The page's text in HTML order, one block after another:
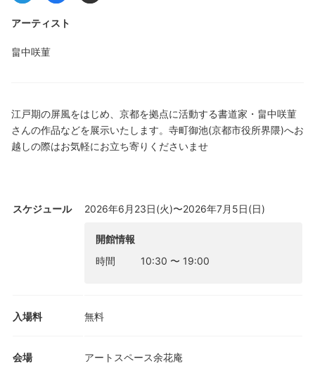
アーティスト
畠中咲菫
江戸期の屏風をはじめ、京都を拠点に活動する書道家・畠中咲菫
さんの作品などを展示いたします。寺町御池(京都市役所界隈)へお
越しの際はお気軽にお立ち寄りくださいませ
スケジュール 2026年6月23日(火)〜2026年7月5日(日)
開館情報
時間
10:30 〜 19:00
入場料 無料
会場
アートスペース余花庵